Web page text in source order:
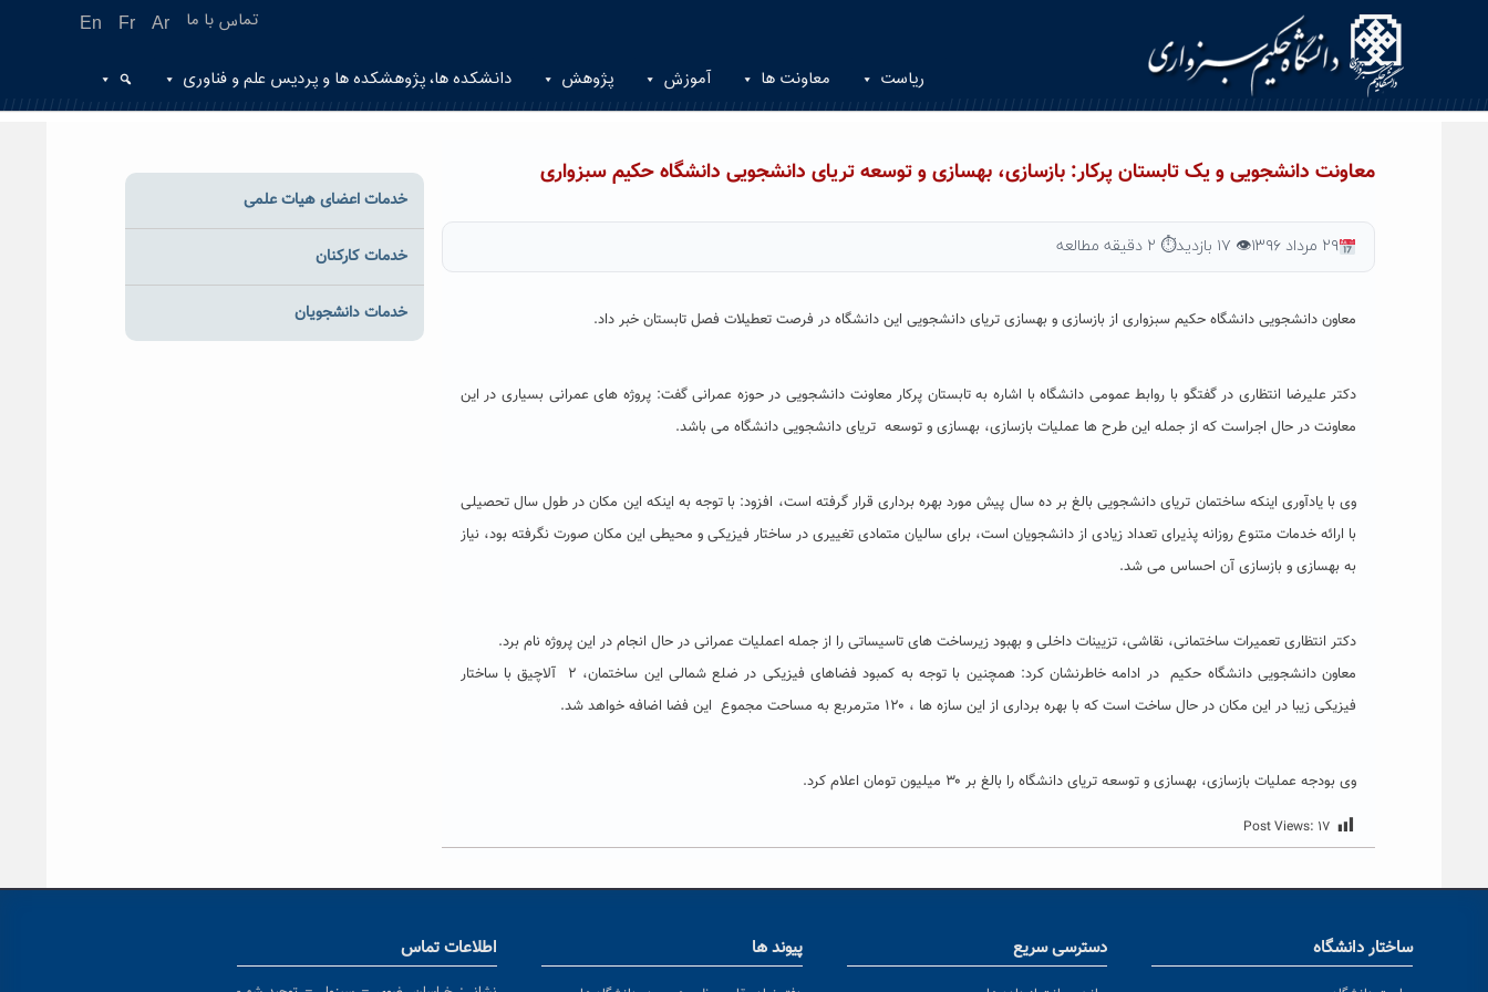
En Fr Ar تماس با ما
ریاست معاونت ها آموزش پژوهش دانشکده ها، پژوهشکده ها و پردیس علم و فناوری
معاونت دانشجویی و یک تابستان پرکار: بازسازی، بهسازی و توسعه تریای دانشجویی دانشگاه حکیم سبزواری
۲۹ مرداد ۱۳۹۶ 👁 ۱۷ بازدید ⏱ ۲ دقیقه مطالعه
معاون دانشجویی دانشگاه حکیم سبزواری از بازسازی و بهسازی تریای دانشجویی این دانشگاه در فرصت تعطیلات فصل تابستان خبر داد.
دکتر علیرضا انتظاری در گفتگو با روابط عمومی دانشگاه با اشاره به تابستان پرکار معاونت دانشجویی در حوزه عمرانی گفت: پروژه های عمرانی بسیاری در این
معاونت در حال اجراست که از جمله این طرح ها عملیات بازسازی، بهسازی و توسعه تریای دانشجویی دانشگاه می باشد.
وی با یادآوری اینکه ساختمان تریای دانشجویی بالغ بر ده سال پیش مورد بهره برداری قرار گرفته است، افزود: با توجه به اینکه این مکان در طول سال تحصیلی
با ارائه خدمات متنوع روزانه پذیرای تعداد زیادی از دانشجویان است، برای سالیان متمادی تغییری در ساختار فیزیکی و محیطی این مکان صورت نگرفته بود، نیاز
به بهسازی و بازسازی آن احساس می شد.
دکتر انتظاری تعمیرات ساختمانی، نقاشی، تزیینات داخلی و بهبود زیرساخت های تاسیساتی را از جمله اعملیات عمرانی در حال انجام در این پروژه نام برد.
معاون دانشجویی دانشگاه حکیم در ادامه خاطرنشان کرد: همچنین با توجه به کمبود فضاهای فیزیکی در ضلع شمالی این ساختمان، ۲ آلاچیق با ساختار
فیزیکی زیبا در این مکان در حال ساخت است که با بهره برداری از این سازه ها ، ۱۲۰ مترمربع به مساحت مجموع این فضا اضافه خواهد شد.
وی بودجه عملیات بازسازی، بهسازی و توسعه تریای دانشگاه را بالغ بر ۳۰ میلیون تومان اعلام کرد.
Post Views: ۱۷
خدمات اعضای هیات علمی
خدمات کارکنان
خدمات دانشجویان
ساختار دانشگاه دسترسی سریع پیوند ها اطلاعات تماس